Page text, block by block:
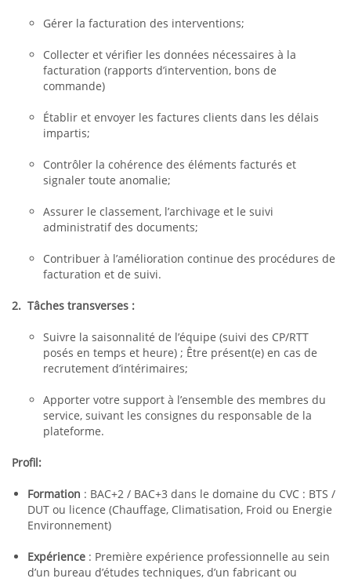
Gérer la facturation des interventions;
Collecter et vérifier les données nécessaires à la
facturation (rapports d’intervention, bons de
commande)
Établir et envoyer les factures clients dans les délais
impartis;
Contrôler la cohérence des éléments facturés et
signaler toute anomalie;
Assurer le classement, l’archivage et le suivi
administratif des documents;
Contribuer à l’amélioration continue des procédures de
facturation et de suivi.
2. Tâches transverses :
Suivre la saisonnalité de l’équipe (suivi des CP/RTT
posés en temps et heure) ; Être présent(e) en cas de
recrutement d’intérimaires;
Apporter votre support à l’ensemble des membres du
service, suivant les consignes du responsable de la
plateforme.
Profil:
Formation : BAC+2 / BAC+3 dans le domaine du CVC : BTS /
DUT ou licence (Chauffage, Climatisation, Froid ou Energie
Environnement)
Expérience : Première expérience professionnelle au sein
d’un bureau d’études techniques, d’un fabricant ou